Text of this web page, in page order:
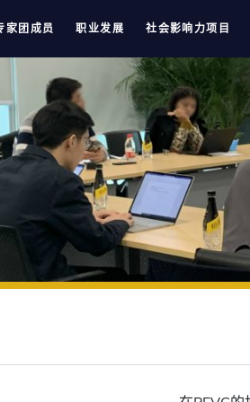
家团成员 职业发展 社会影响力项目